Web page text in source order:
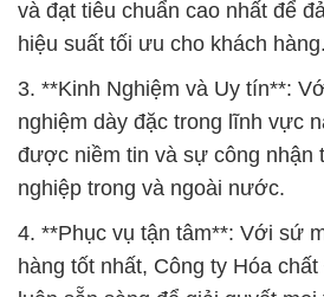
và đạt tiêu chuẩn cao nhất để
hiệu suất tối ưu cho khách hàng.
3. **Kinh Nghiệm và Uy tín**:
nghiệm dày đặc trong lĩnh vực
được niềm tin và sự công nhận
nghiệp trong và ngoài nước.
4. **Phục vụ tận tâm**: Với sứ
hàng tốt nhất, Công ty Hóa